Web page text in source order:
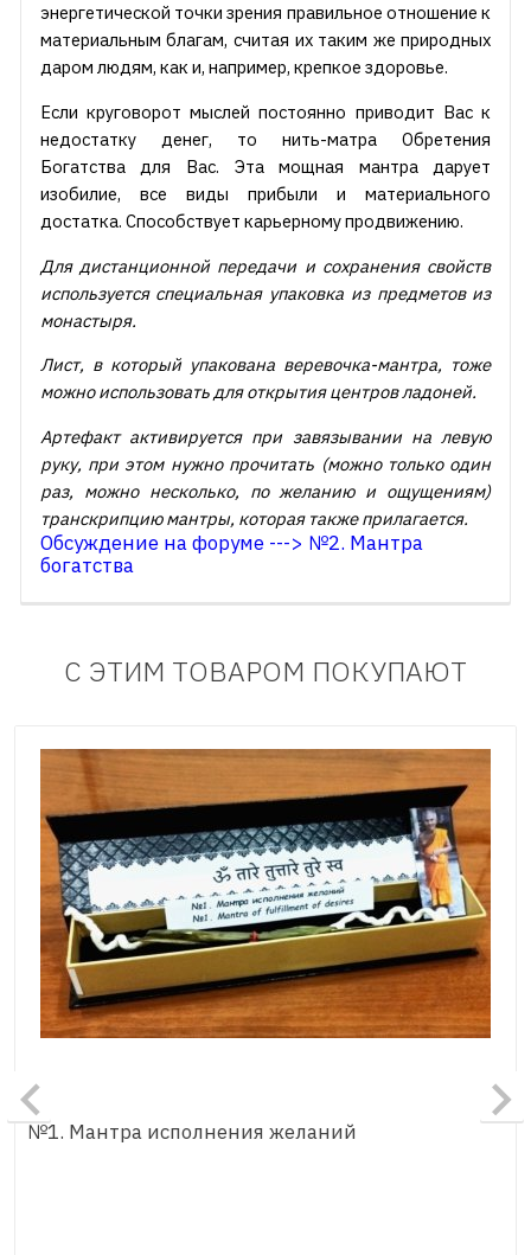
энергетической точки зрения правильное отношение к
материальным благам, считая их таким же природных
даром людям, как и, например, крепкое здоровье.
Если круговорот мыслей постоянно приводит Вас к
недостатку денег, то нить-матра Обретения
Богатства для Вас. Эта мощная мантра дарует
изобилие, все виды прибыли и материального
достатка. Способствует карьерному продвижению.
Для дистанционной передачи и сохранения свойств
используется специальная упаковка из предметов из
монастыря.
Лист, в который упакована веревочка-мантра, тоже
можно использовать для открытия центров ладоней.
Артефакт активируется при завязывании на левую
руку, при этом нужно прочитать (можно только один
раз, можно несколько, по желанию и ощущениям)
транскрипцию мантры, которая также прилагается.
Обсуждение на форуме ---> №2. Мантра
богатства
С ЭТИМ ТОВАРОМ ПОКУПАЮТ
№1. Мантра исполнения желаний